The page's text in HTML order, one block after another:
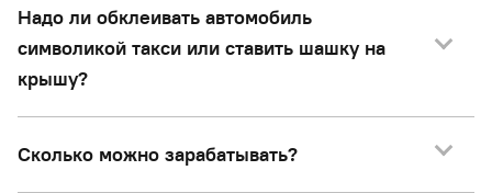
Надо ли обклеивать автомобиль
символикой такси или ставить шашку на
крышу?
Сколько можно зарабатывать?